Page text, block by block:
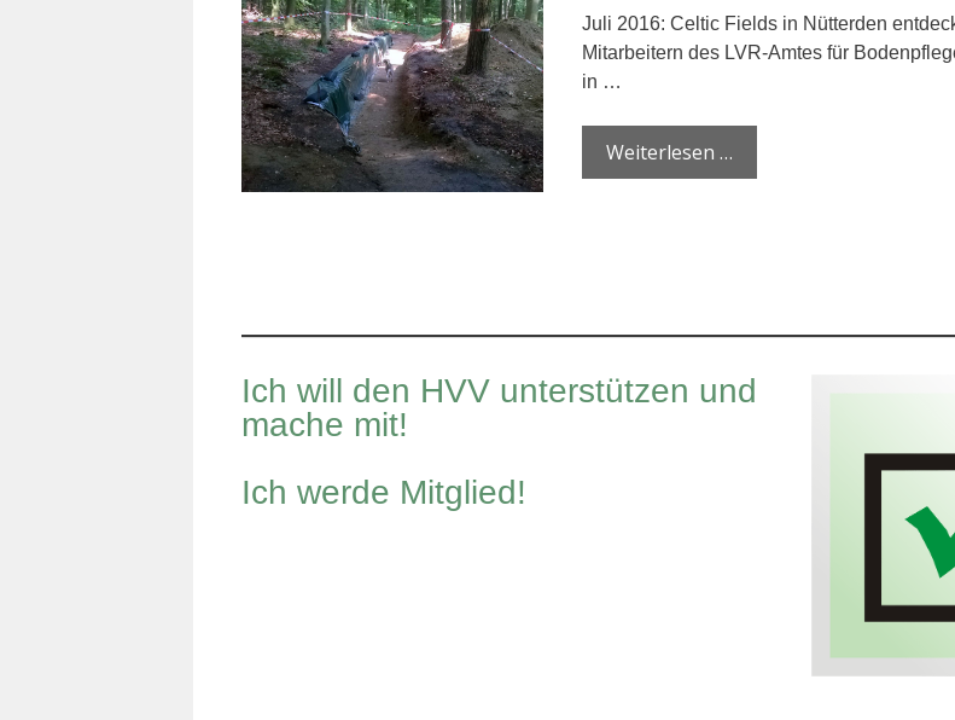
Juli 2016: Celtic Fields in Nütterden
Mitarbeitern des LVR-Amtes für
in …
Weiterlesen …
Ich will den HVV unterstützen und
mache mit!
Ich werde Mitglied!